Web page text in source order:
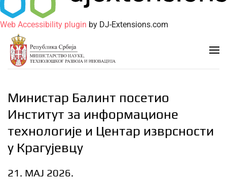
Web Accessibility plugin by DJ-Extensions.com
Министар Балинт посетио
Институт за информационе
технологије и Центар изврсности
у Крагујевцу
21. МАЈ 2026.